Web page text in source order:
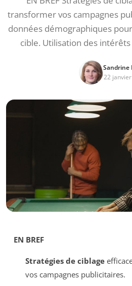
transformer vos campagnes
données démographiques
cible. Utilisation des
Sandrine
22
EN BREF
Stratégies de ciblage
vos campagnes publicitaires.